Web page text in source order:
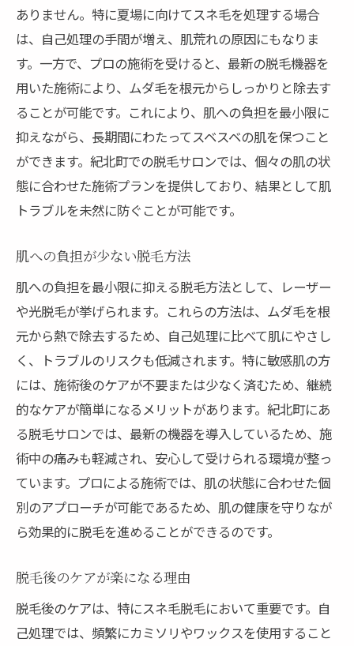
ありません。特に夏場に向けてスネ毛を処理する場合
は、自己処理の手間が増え、肌荒れの原因にもなりま
す。一方で、プロの施術を受けると、最新の脱毛機器を
用いた施術により、ムダ毛を根元からしっかりと除去す
ることが可能です。これにより、肌への負担を最小限に
抑えながら、長期間にわたってスベスベの肌を保つこと
ができます。紀北町での脱毛サロンでは、個々の肌の状
態に合わせた施術プランを提供しており、結果として肌
トラブルを未然に防ぐことが可能です。
肌への負担が少ない脱毛方法
肌への負担を最小限に抑える脱毛方法として、レーザー
や光脱毛が挙げられます。これらの方法は、ムダ毛を根
元から熱で除去するため、自己処理に比べて肌にやさし
く、トラブルのリスクも低減されます。特に敏感肌の方
には、施術後のケアが不要または少なく済むため、継続
的なケアが簡単になるメリットがあります。紀北町にあ
る脱毛サロンでは、最新の機器を導入しているため、施
術中の痛みも軽減され、安心して受けられる環境が整っ
ています。プロによる施術では、肌の状態に合わせた個
別のアプローチが可能であるため、肌の健康を守りなが
ら効果的に脱毛を進めることができるのです。
脱毛後のケアが楽になる理由
脱毛後のケアは、特にスネ毛脱毛において重要です。自
己処理では、頻繁にカミソリやワックスを使用すること